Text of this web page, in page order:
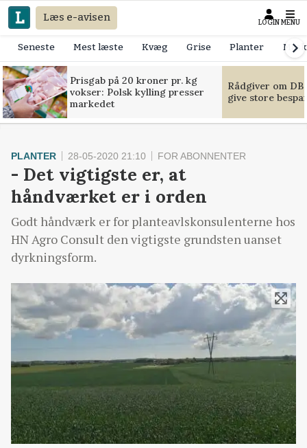
Læs e-avisen LOGIN MENU
Seneste Mest læste Kvæg Grise Planter
Prisgab på 20 kroner pr. kg
vokser: Polsk kylling presser
markedet
Rådgiver om
give store
PLANTER 28-05-2020 21:10 FOR ABONNENTER
- Det vigtigste er, at
håndværket er i orden
Godt håndværk er for planteavlskonsulenterne hos
HN Agro Consult den vigtigste grundsten uanset
dyrkningsform.